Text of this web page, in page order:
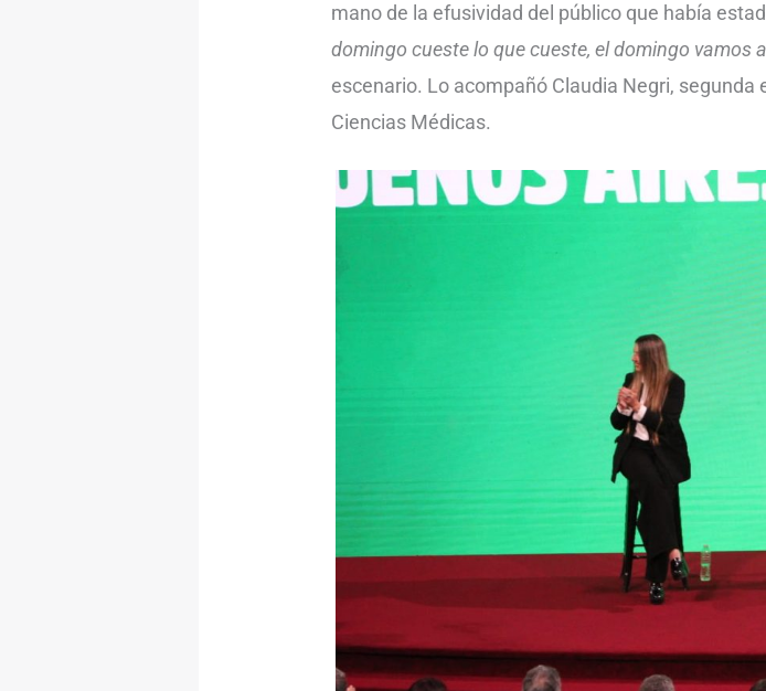
mano de la efusividad del público que había
domingo cueste lo que cueste, el domingo vamos
escenario. Lo acompañó Claudia Negri, segunda
Ciencias Médicas.